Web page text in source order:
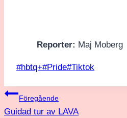
Reporter: Maj Moberg
Post
#hbtq+#Pride#Tiktok
Inläggsnavigering
Föregående
Guidad tur av LAVA